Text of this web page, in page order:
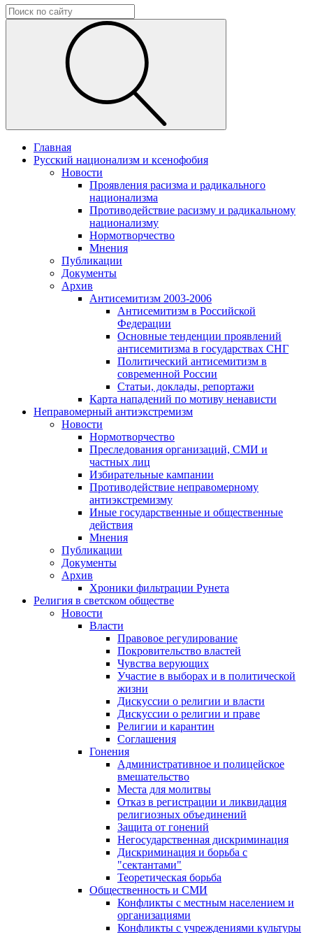
Главная
Русский национализм и ксенофобия
Новости
Проявления расизма и радикального
национализма
Противодействие расизму и радикальному
национализму
Нормотворчество
Мнения
Публикации
Документы
Архив
Антисемитизм 2003-2006
Антисемитизм в Российской
Федерации
Основные тенденции проявлений
антисемитизма в государствах СНГ
Политический антисемитизм в
современной России
Статьи, доклады, репортажи
Карта нападений по мотиву ненависти
Неправомерный антиэкстремизм
Новости
Нормотворчество
Преследования организаций, СМИ и
частных лиц
Избирательные кампании
Противодействие неправомерному
антиэкстремизму
Иные государственные и общественные
действия
Мнения
Публикации
Документы
Архив
Хроники фильтрации Рунета
Религия в светском обществе
Новости
Власти
Правовое регулирование
Покровительство властей
Чувства верующих
Участие в выборах и в политической
жизни
Дискуссии о религии и власти
Дискуссии о религии и праве
Религии и карантин
Соглашения
Гонения
Административное и полицейское
вмешательство
Места для молитвы
Отказ в регистрации и ликвидация
религиозных объединений
Защита от гонений
Негосударственная дискриминация
Дискриминация и борьба с
"сектантами"
Теоретическая борьба
Общественность и СМИ
Конфликты с местным населением и
организациями
Конфликты с учреждениями культуры